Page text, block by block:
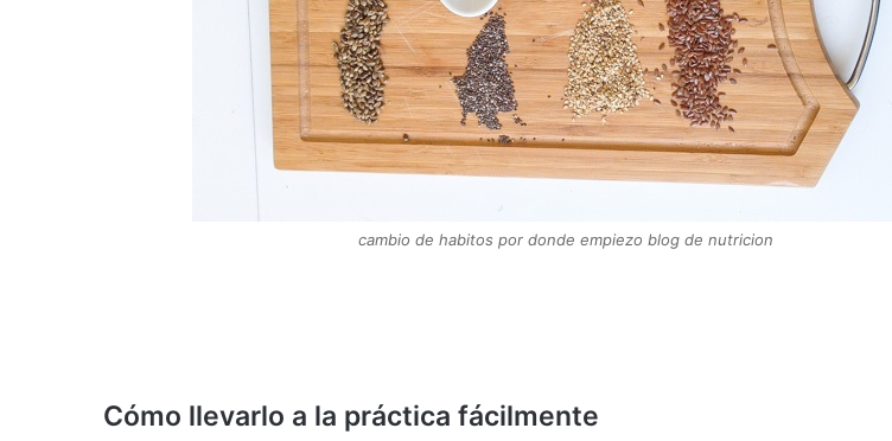
cambio de habitos por donde empiezo blog de nutricion
Cómo llevarlo a la práctica fácilmente